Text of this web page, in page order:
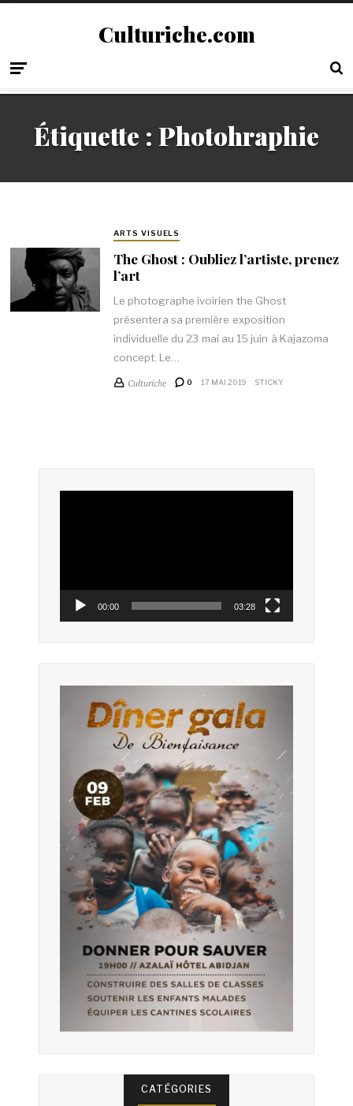
Culturiche.com
Étiquette : Photohraphie
ARTS VISUELS
The Ghost : Oubliez l’artiste, prenez
l’art
Le photographe ivoirien the Ghost
présentera sa première exposition
individuelle du 23 mai au 15 juin à Kajazoma
concept. Le…
Culturiche 0 17 MAI 2019 STICKY
00:00 03:28
CATÉGORIES